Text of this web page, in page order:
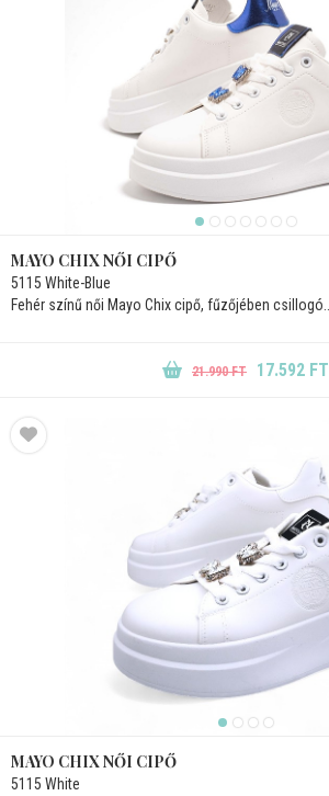
MAYO CHIX NŐI CIPŐ
5115 White-Blue
Fehér színű női Mayo Chix cipő, fűzőjében csillogó...
21.990 FT 17.592 FT
MAYO CHIX NŐI CIPŐ
5115 White